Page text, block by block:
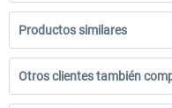
Productos similares
Otros clientes también